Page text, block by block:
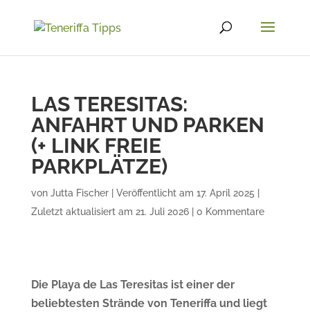
LAS TERESITAS:
ANFAHRT UND PARKEN
(+ LINK FREIE
PARKPLÄTZE)
von Jutta Fischer| Veröffentlicht am 17. April 2025 |
Zuletzt aktualisiert am 21. Juli 2026| 0 Kommentare
Die Playa de Las Teresitas ist einer der
beliebtesten Strände von Teneriffa und liegt